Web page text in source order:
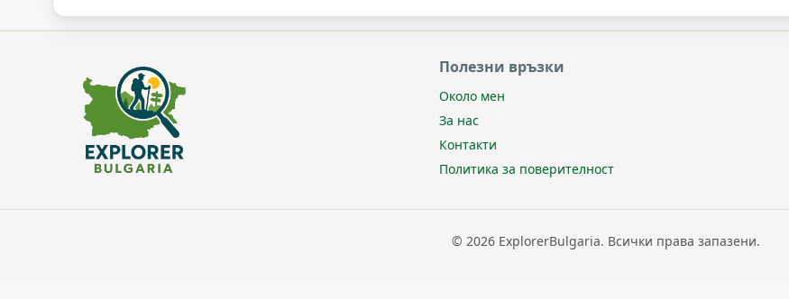
Полезни връзки
Около мен
За нас
Контакти
Политика за поверителност
© 2026 ExplorerBulgaria. Всички права запазени.